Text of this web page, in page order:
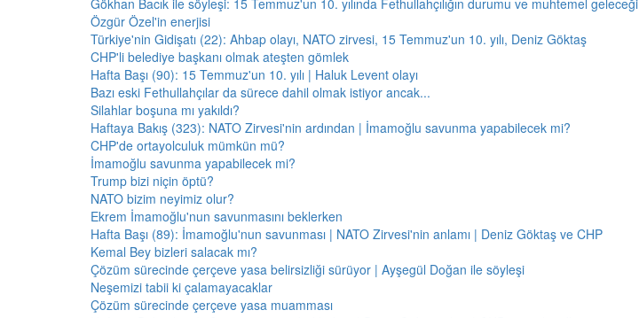
Gökhan Bacık ile söyleşi: 15 Temmuz'un 10. yılında Fethullahçılığın durumu ve muhtemel geleceği
Özgür Özel'in enerjisi
Türkiye'nin Gidişatı (22): Ahbap olayı, NATO zirvesi, 15 Temmuz'un 10. yılı, Deniz Göktaş
CHP'li belediye başkanı olmak ateşten gömlek
Hafta Başı (90): 15 Temmuz'un 10. yılı | Haluk Levent olayı
Bazı eski Fethullahçılar da sürece dahil olmak istiyor ancak...
Silahlar boşuna mı yakıldı?
Haftaya Bakış (323): NATO Zirvesi'nin ardından | İmamoğlu savunma yapabilecek mi?
CHP'de ortayolculuk mümkün mü?
İmamoğlu savunma yapabilecek mi?
Trump bizi niçin öptü?
NATO bizim neyimiz olur?
Ekrem İmamoğlu'nun savunmasını beklerken
Hafta Başı (89): İmamoğlu'nun savunması | NATO Zirvesi'nin anlamı | Deniz Göktaş ve CHP
Kemal Bey bizleri salacak mı?
Çözüm sürecinde çerçeve yasa belirsizliği sürüyor | Ayşegül Doğan ile söyleşi
Neşemizi tabii ki çalamayacaklar
Çözüm sürecinde çerçeve yasa muamması